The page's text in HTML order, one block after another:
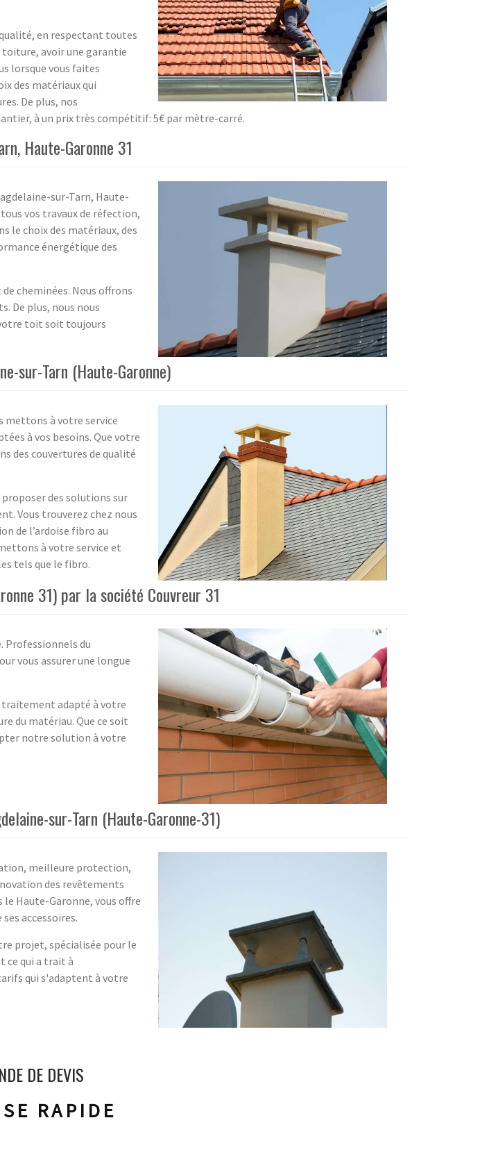
en respectant toutes
toiture, avoir une garantie
lorsque vous faites
des matériaux qui
De plus, nos
à un prix très compétitif: 5€ par mètre-carré.
Haute-Garonne 31
sur-Tarn, Haute-
vos travaux de réfection,
le choix des matériaux, des
énergétique des
cheminées. Nous offrons
De plus, nous nous
toit soit toujours
sur-Tarn (Haute-Garonne)
mettons à votre service
à vos besoins. Que votre
des couvertures de qualité
des solutions sur
Vous trouverez chez nous
de l’ardoise fibro au
à votre service et
tels que le fibro.
31) par la société Couvreur 31
Professionnels du
vous assurer une longue
traitement adapté à votre
du matériau. Que ce soit
notre solution à votre
sur-Tarn (Haute-Garonne-31)
meilleure protection,
des revêtements
le Haute-Garonne, vous offre
accessoires.
projet, spécialisée pour le
ce qui a trait à
qui s'adaptent à votre
DE DEVIS
RAPIDE